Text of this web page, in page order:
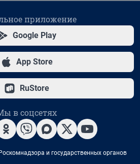
приложение
Google Play
App Store
RuStore
в соцсетях
и государственных органов